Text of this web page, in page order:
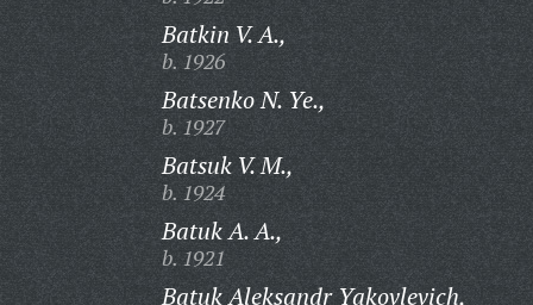
Batkin V. A.,
b. 1926
Batsenko N. Ye.,
b. 1927
Batsuk V. M.,
b. 1924
Batuk A. A.,
b. 1921
Batuk Aleksandr Yakovlevich,